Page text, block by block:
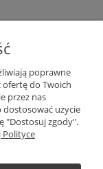
poprawne
ofertę do Twoich
przez nas
użycie
"Dostosuj zgody".
Polityce